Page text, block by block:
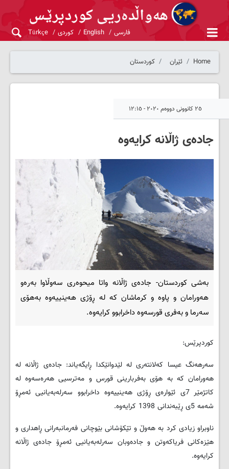
فارسی English کوردی Türkçe
Home ئێران کوردستان
٢٥ کانوونی دووەم ٢٠٢٠ - ١٢:١٥
جادەی ژاڵانە کرایەوە
بەشی کوردستان- جادەی ژاڵانە واتا میحوەری سەوڵاوا بەرەو
هەورامان و پاوە و کرماشان کە لە ڕۆژی هەینییەوە بەهۆی
سەرما و بەفری قورسەوە داخرابوو کرایەوە.
کوردپرێس:
سەرهەنگ عیسا کەلانتەری لە لێدوانێکدا ڕایگەیاند: جادەی ژاڵانە لە
هەورامان کە بە هۆی بەفربارینی قورس و مەترسیی هەرەسەوە لە
کاتژمێر 7ی ئێوارەی ڕۆژی هەینییەوە داخرابوو سەرلەبەیانیی ئەمڕۆ
شەمە 5ی ڕێبەندانی 1398 کرایەوە.
ناوبراو زیادی کرد بە هەوڵ و تێکۆشانی بێوچانی فەرمانبەرانی ڕاهداری و
هێزەکانی فریاکەوتن و جادەوبان سەرلەبەیانیی ئەمڕۆ جادەی ژاڵانە
کرایەوە.